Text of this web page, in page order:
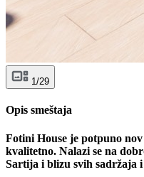
1/29
Opis smeštaja
Fotini House je potpuno
kvalitetno. Nalazi se na
Sartija i blizu svih sadržaja